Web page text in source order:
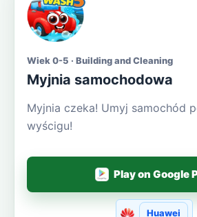
Wiek 0-5 · Building and Cleaning
Myjnia samochodowa
Myjnia czeka! Umyj samochód
wyścigu!
Play on Google
Huawei